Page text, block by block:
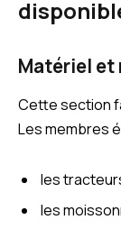
Matériel et
Cette section
Les membres
les
les